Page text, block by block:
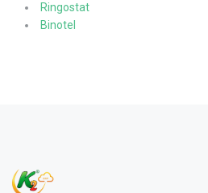
Ringostat
Binotel